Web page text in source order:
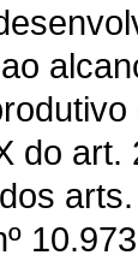
do art.